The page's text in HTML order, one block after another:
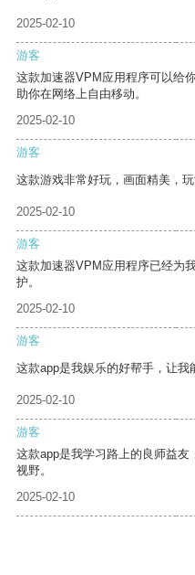
2025-02-10
游客
这款加速器VPM应用程序可以给
助你在网络上自由移动。
2025-02-10
游客
这款游戏非常好玩，画面精美，玩
2025-02-10
游客
这款加速器VPM应用程序已经为
护。
2025-02-10
游客
这款app是我娱乐的好帮手，让我
2025-02-10
游客
这款app是我学习路上的良师益
视野。
2025-02-10